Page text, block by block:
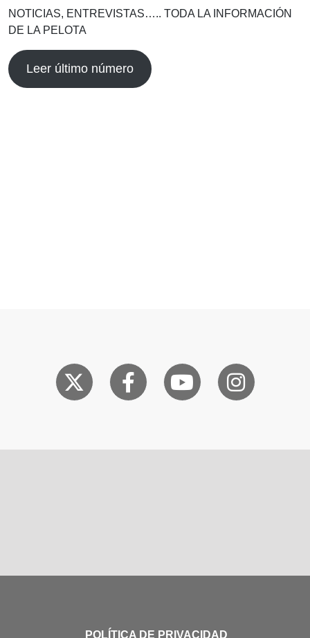
NOTICIAS, ENTREVISTAS….. TODA LA INFORMACIÓN
DE LA PELOTA
Leer último número
POLÍTICA DE PRIVACIDAD